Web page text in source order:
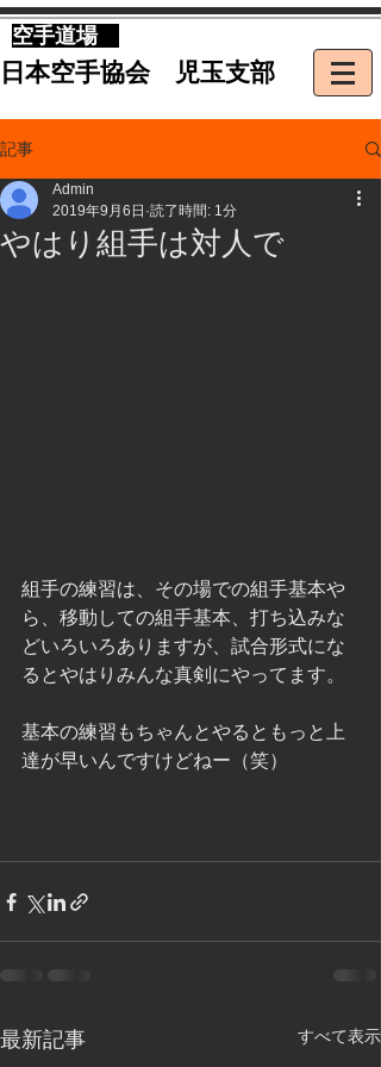
​空手道場
​日本空手協会 児玉支部
記事
やはり組手は対人で
Admin
2019年9月6日 読了時間: 1分
組手の練習は、その場での組手基本や
ら、移動しての組手基本、打ち込みな
どいろいろありますが、試合形式にな
るとやはりみんな真剣にやってます。
基本の練習もちゃんとやるともっと上
達が早いんですけどねー（笑）
最新記事 すべて表示